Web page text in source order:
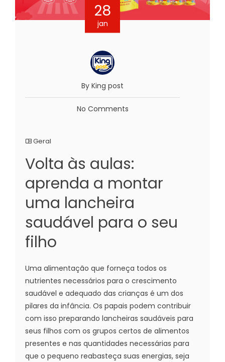
28
jan
By King post
No Comments
Geral
Volta às aulas:
aprenda a montar
uma lancheira
saudável para o seu
filho
Uma alimentação que forneça todos os
nutrientes necessários para o crescimento
saudável e adequado das crianças é um dos
pilares da infância. Os papais podem contribuir
com isso preparando lancheiras saudáveis para
seus filhos com os grupos certos de alimentos
presentes e nas quantidades necessárias para
que o pequeno reabasteça suas energias, seja